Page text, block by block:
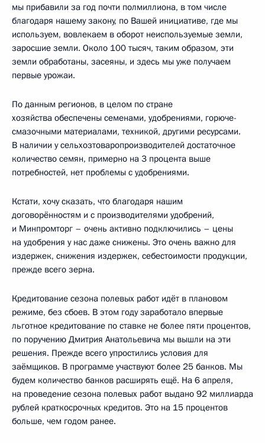
мы прибавили за год почти полмиллиона, в том числе
благодаря нашему закону, по Вашей инициативе, где мы
используем, вовлекаем в оборот неиспользуемые земли,
заросшие земли. Около 100 тысяч, таким образом, эти
земли обработаны, засеяны, и здесь мы уже получаем
первые урожаи.
По данным регионов, в целом по стране
хозяйства обеспечены семенами, удобрениями, горюче-
смазочными материалами, техникой, другими ресурсами.
В наличии у сельхозтоваропроизводителей достаточное
количество семян, примерно на 3 процента выше
потребностей, нет проблемы с удобрениями.
Кстати, хочу сказать, что благодаря нашим
договорённостям и с производителями удобрений,
и Минпромторг – очень активно подключились – цены
на удобрения у нас даже снижены. Это очень важно для
издержек, снижения издержек, себестоимости продукции,
прежде всего зерна.
Кредитование сезона полевых работ идёт в плановом
режиме, без сбоев. В этом году заработало впервые
льготное кредитование по ставке не более пяти процентов,
по поручению Дмитрия Анатольевича мы вышли на эти
решения. Прежде всего упростились условия для
заёмщиков. В программе участвуют более 25 банков. Мы
будем количество банков расширять ещё. На 6 апреля,
на проведение сезона полевых работ выдано 92 миллиарда
рублей краткосрочных кредитов. Это на 15 процентов
больше, чем годом ранее.